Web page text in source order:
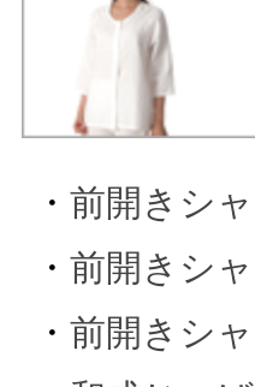
・ 前開きシ
・ 前開きシャ
・ 前開きシャ